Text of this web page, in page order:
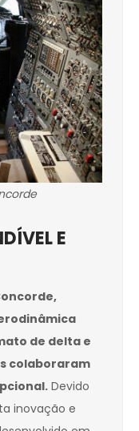
E
de delta e
colaboraram
Devido
inovação e